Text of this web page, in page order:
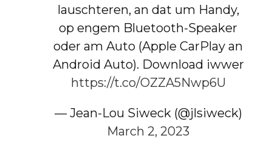
lauschteren, an dat um Handy,
op engem Bluetooth-Speaker
oder am Auto (Apple CarPlay an
Android Auto). Download iwwer
https://t.co/OZZA5Nwp6U
— Jean-Lou Siweck (@jlsiweck)
March 2, 2023